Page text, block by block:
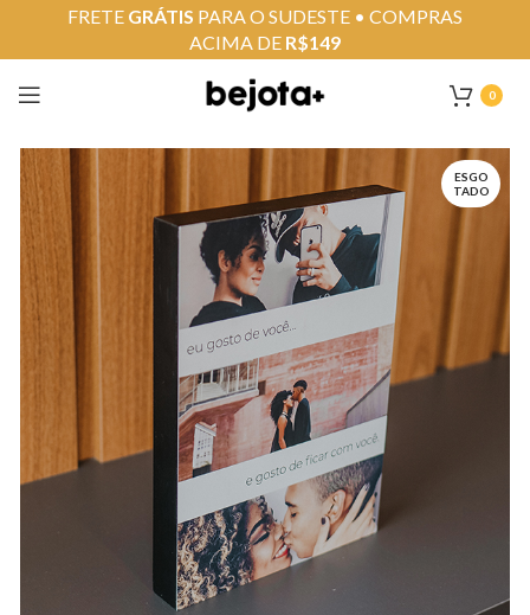
0
ESGO
TADO
FRETE GRÁTIS PARA O SUDESTE • COMPRAS
ACIMA DE R$149